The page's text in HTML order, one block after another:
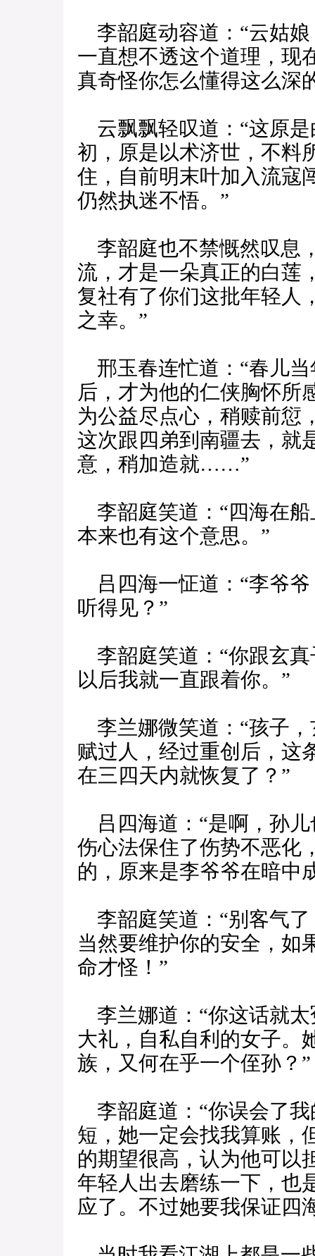
李韶庭动容道：“云姑
一直想不透这个道理，现
真奇怪你怎么懂得这么深
云飘飘轻叹道：“这原
初，原是以术济世，不料
住，自前明末叶加入流寇
仍然执迷不悟。”
李韶庭也不禁慨然叹息
流，才是一朵真正的白莲
复社有了你们这批年轻人
之幸。”
邢玉春连忙道：“春儿
后，才为他的仁侠胸怀所
为公益尽点心，稍赎前愆
这次跟四弟到南疆去，就
意，稍加造就……”
李韶庭笑道：“四海在
本来也有这个意思。”
吕四海一怔道：“李爷
听得见？”
李韶庭笑道：“你跟玄
以后我就一直跟着你。”
李兰娜微笑道：“孩子
赋过人，经过重创后，这
在三四天内就恢复了？”
吕四海道：“是啊，孙
伤心法保住了伤势不恶化
的，原来是李爷爷在暗中
李韶庭笑道：“别客气
当然要维护你的安全，如
命才怪！”
李兰娜道：“你这话就
大礼，自私自利的女子。
族，又何在乎一个侄孙？”
李韶庭道：“你误会了
短，她一定会找我算账，
的期望很高，认为他可以
年轻人出去磨练一下，也
应了。不过她要我保证四